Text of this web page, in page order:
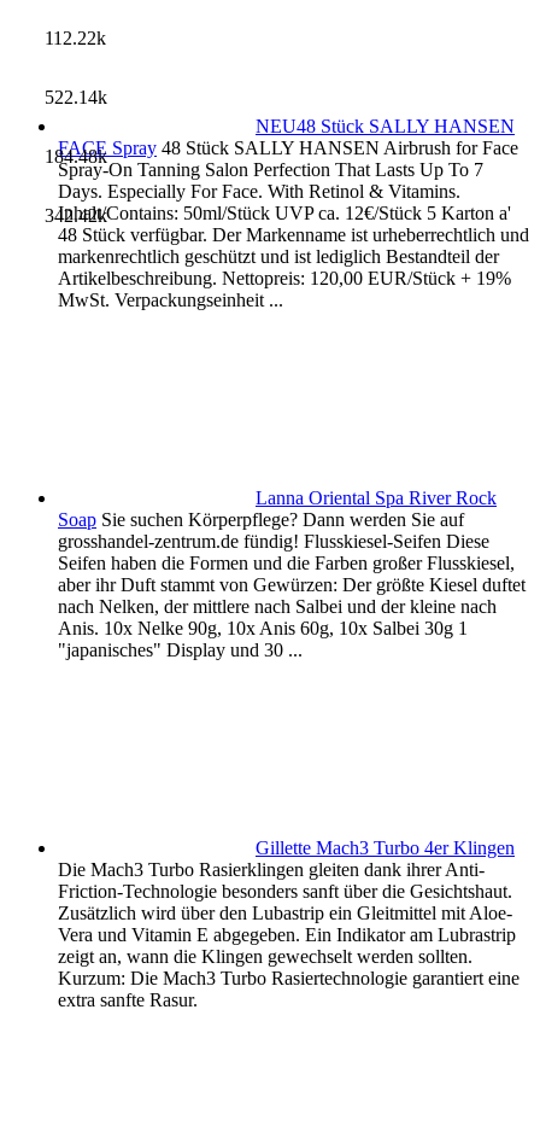
NEU48 Stück SALLY HANSEN
FACE Spray 48 Stück SALLY HANSEN Airbrush for Face
Spray-On Tanning Salon Perfection That Lasts Up To 7
Days. Especially For Face. With Retinol & Vitamins.
Inhalt/Contains: 50ml/Stück UVP ca. 12€/Stück 5 Karton a'
48 Stück verfügbar. Der Markenname ist urheberrechtlich und
markenrechtlich geschützt und ist lediglich Bestandteil der
Artikelbeschreibung. Nettopreis: 120,00 EUR/Stück + 19%
MwSt. Verpackungseinheit ...
Lanna Oriental Spa River Rock
Soap Sie suchen Körperpflege? Dann werden Sie auf
grosshandel-zentrum.de fündig! Flusskiesel-Seifen Diese
Seifen haben die Formen und die Farben großer Flusskiesel,
aber ihr Duft stammt von Gewürzen: Der größte Kiesel duftet
nach Nelken, der mittlere nach Salbei und der kleine nach
Anis. 10x Nelke 90g, 10x Anis 60g, 10x Salbei 30g 1
"japanisches" Display und 30 ...
Gillette Mach3 Turbo 4er Klingen
Die Mach3 Turbo Rasierklingen gleiten dank ihrer Anti-
Friction-Technologie besonders sanft über die Gesichtshaut.
Zusätzlich wird über den Lubastrip ein Gleitmittel mit Aloe-
Vera und Vitamin E abgegeben. Ein Indikator am Lubrastrip
zeigt an, wann die Klingen gewechselt werden sollten.
Kurzum: Die Mach3 Turbo Rasiertechnologie garantiert eine
extra sanfte Rasur.
112.22k
522.14k
184.48k
342.42k